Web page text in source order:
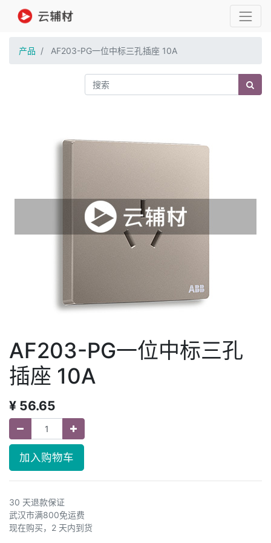
产品 AF203-PG一位中标三孔插座 10A
AF203-PG一位中标三孔
插座 10A
¥ 56.65
加入购物车
30 天退款保证
武汉市满800免运费
现在购买，2 天内到货